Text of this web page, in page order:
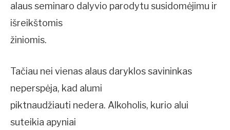
alaus seminaro dalyvio parodytu susidomėjimu ir
išreikštomis
žiniomis.
Tačiau nei vienas alaus daryklos savininkas
neperspėja, kad alumi
piktnaudžiauti nedera. Alkoholis, kurio alui
suteikia apyniai